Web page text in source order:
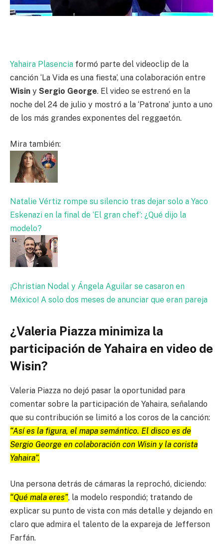
Yahaira Plasencia formó parte del videoclip de la
canción ‘La Vida es una fiesta’, una colaboración entre
Wisin y Sergio George. El video se estrenó en la
noche del 24 de julio y mostró a la ‘Patrona’ junto a uno
de los más grandes exponentes del reggaetón.
Mira también:
Natalie Vértiz rompe su silencio tras dejar solo a Yaco
Eskenazi en la final de ‘El gran chef’: ¿Qué dijo la
modelo?
¡Christian Nodal y Ángela Aguilar se casaron en
México! A solo dos meses de anunciar que eran pareja
¿Valeria Piazza minimiza la
participación de Yahaira en video de
Wisin?
Valeria Piazza no dejó pasar la oportunidad para
comentar sobre la participación de Yahaira, señalando
que su contribución se limitó a los coros de la canción:
“Así es la figura, el mapa semántico. El disco es de
Sergio George en colaboración con Wisin y la corista
Yahaira”.
Una persona detrás de cámaras la reprochó, diciendo:
“Qué mala eres”, la modelo respondió; tratando de
explicar su punto de vista con más detalle y dejando en
claro que admira el talento de la expareja de Jefferson
Farfán.